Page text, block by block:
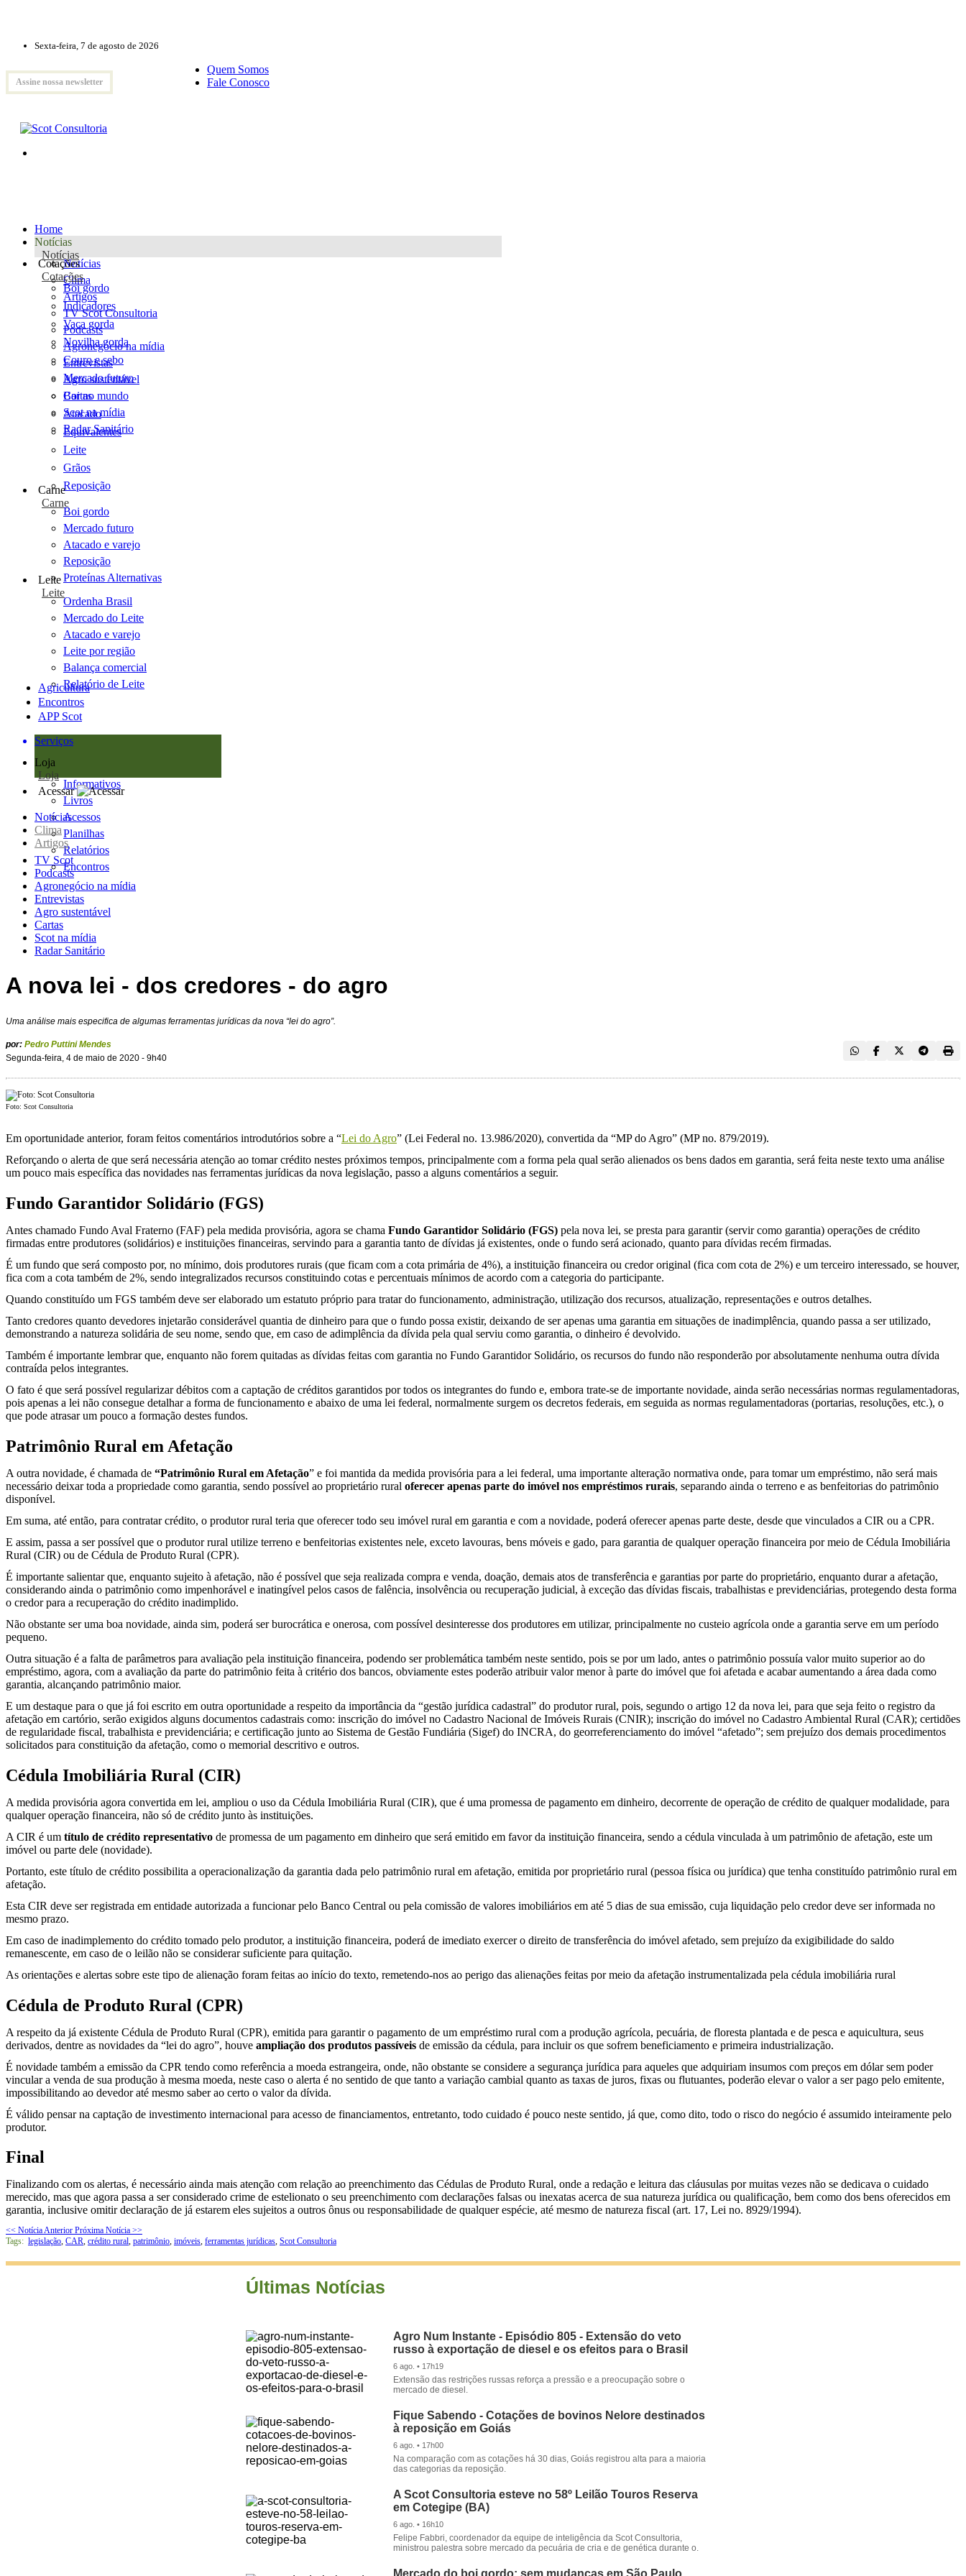
Sexta-feira, 7 de agosto de 2026
Assine nossa newsletter
Quem Somos
Fale Conosco
Home
Notícias
Notícias
Notícias
Clima
Artigos
TV Scot Consultoria
Podcasts
Agronegócio na mídia
Entrevistas
Agro sustentável
Cartas
Scot na mídia
Radar Sanitário
Cotações
Cotações
Boi gordo
Indicadores
Vaca gorda
Novilha gorda
Couro e sebo
Mercado futuro
Boi no mundo
Atacado
Equivalentes
Leite
Grãos
Reposição
Carne
Carne
Boi gordo
Mercado futuro
Atacado e varejo
Reposição
Proteínas Alternativas
Leite
Leite
Ordenha Brasil
Mercado do Leite
Atacado e varejo
Leite por região
Balança comercial
Relatório de Leite
Agricultura
Encontros
APP Scot
Serviços
Loja
Loja
Informativos
Livros
Acessos
Planilhas
Relatórios
Encontros
Acessar
Notícias
Clima
Artigos
TV Scot
Podcasts
Agronegócio na mídia
Entrevistas
Agro sustentável
Cartas
Scot na mídia
Radar Sanitário
A nova lei - dos credores - do agro
Uma análise mais especifica de algumas ferramentas jurídicas da nova “lei do agro”.
por: Pedro Puttini Mendes
Segunda-feira, 4 de maio de 2020 - 9h40
Foto: Scot Consultoria
Em oportunidade anterior, foram feitos comentários introdutórios sobre a “Lei do Agro” (Lei Federal no. 13.986/2020), convertida da “MP do Agro” (MP no. 879/2019).
Reforçando o alerta de que será necessária atenção ao tomar crédito nestes próximos tempos, principalmente com a forma pela qual serão alienados os bens dados em garantia, será feita neste texto uma análise
um pouco mais específica das novidades nas ferramentas jurídicas da nova legislação, passo a alguns comentários a seguir.
Fundo Garantidor Solidário (FGS)
Antes chamado Fundo Aval Fraterno (FAF) pela medida provisória, agora se chama Fundo Garantidor Solidário (FGS) pela nova lei, se presta para garantir (servir como garantia) operações de crédito
firmadas entre produtores (solidários) e instituições financeiras, servindo para a garantia tanto de dívidas já existentes, onde o fundo será acionado, quanto para dívidas recém firmadas.
É um fundo que será composto por, no mínimo, dois produtores rurais (que ficam com a cota primária de 4%), a instituição financeira ou credor original (fica com cota de 2%) e um terceiro interessado, se houver,
fica com a cota também de 2%, sendo integralizados recursos constituindo cotas e percentuais mínimos de acordo com a categoria do participante.
Quando constituído um FGS também deve ser elaborado um estatuto próprio para tratar do funcionamento, administração, utilização dos recursos, atualização, representações e outros detalhes.
Tanto credores quanto devedores injetarão considerável quantia de dinheiro para que o fundo possa existir, deixando de ser apenas uma garantia em situações de inadimplência, quando passa a ser utilizado,
demonstrando a natureza solidária de seu nome, sendo que, em caso de adimplência da dívida pela qual serviu como garantia, o dinheiro é devolvido.
Também é importante lembrar que, enquanto não forem quitadas as dívidas feitas com garantia no Fundo Garantidor Solidário, os recursos do fundo não responderão por absolutamente nenhuma outra dívida
contraída pelos integrantes.
O fato é que será possível regularizar débitos com a captação de créditos garantidos por todos os integrantes do fundo e, embora trate-se de importante novidade, ainda serão necessárias normas regulamentadoras,
pois apenas a lei não consegue detalhar a forma de funcionamento e abaixo de uma lei federal, normalmente surgem os decretos federais, em seguida as normas regulamentadoras (portarias, resoluções, etc.), o
que pode atrasar um pouco a formação destes fundos.
Patrimônio Rural em Afetação
A outra novidade, é chamada de “Patrimônio Rural em Afetação” e foi mantida da medida provisória para a lei federal, uma importante alteração normativa onde, para tomar um empréstimo, não será mais
necessário deixar toda a propriedade como garantia, sendo possível ao proprietário rural oferecer apenas parte do imóvel nos empréstimos rurais, separando ainda o terreno e as benfeitorias do patrimônio
disponível.
Em suma, até então, para contratar crédito, o produtor rural teria que oferecer todo seu imóvel rural em garantia e com a novidade, poderá oferecer apenas parte deste, desde que vinculados a CIR ou a CPR.
E assim, passa a ser possível que o produtor rural utilize terreno e benfeitorias existentes nele, exceto lavouras, bens móveis e gado, para garantia de qualquer operação financeira por meio de Cédula Imobiliária
Rural (CIR) ou de Cédula de Produto Rural (CPR).
É importante salientar que, enquanto sujeito à afetação, não é possível que seja realizada compra e venda, doação, demais atos de transferência e garantias por parte do proprietário, enquanto durar a afetação,
considerando ainda o patrimônio como impenhorável e inatingível pelos casos de falência, insolvência ou recuperação judicial, à exceção das dívidas fiscais, trabalhistas e previdenciárias, protegendo desta forma
o credor para a recuperação do crédito inadimplido.
Não obstante ser uma boa novidade, ainda sim, poderá ser burocrática e onerosa, com possível desinteresse dos produtores em utilizar, principalmente no custeio agrícola onde a garantia serve em um período
pequeno.
Outra situação é a falta de parâmetros para avaliação pela instituição financeira, podendo ser problemática também neste sentido, pois se por um lado, antes o patrimônio possuía valor muito superior ao do
empréstimo, agora, com a avaliação da parte do patrimônio feita à critério dos bancos, obviamente estes poderão atribuir valor menor à parte do imóvel que foi afetada e acabar aumentando a área dada como
garantia, alcançando patrimônio maior.
E um destaque para o que já foi escrito em outra oportunidade a respeito da importância da “gestão jurídica cadastral” do produtor rural, pois, segundo o artigo 12 da nova lei, para que seja feito o registro da
afetação em cartório, serão exigidos alguns documentos cadastrais como: inscrição do imóvel no Cadastro Nacional de Imóveis Rurais (CNIR); inscrição do imóvel no Cadastro Ambiental Rural (CAR); certidões
de regularidade fiscal, trabalhista e previdenciária; e certificação junto ao Sistema de Gestão Fundiária (Sigef) do INCRA, do georreferenciamento do imóvel “afetado”; sem prejuízo dos demais procedimentos
solicitados para constituição da afetação, como o memorial descritivo e outros.
Cédula Imobiliária Rural (CIR)
A medida provisória agora convertida em lei, ampliou o uso da Cédula Imobiliária Rural (CIR), que é uma promessa de pagamento em dinheiro, decorrente de operação de crédito de qualquer modalidade, para
qualquer operação financeira, não só de crédito junto às instituições.
A CIR é um título de crédito representativo de promessa de um pagamento em dinheiro que será emitido em favor da instituição financeira, sendo a cédula vinculada à um patrimônio de afetação, este um
imóvel ou parte dele (novidade).
Portanto, este título de crédito possibilita a operacionalização da garantia dada pelo patrimônio rural em afetação, emitida por proprietário rural (pessoa física ou jurídica) que tenha constituído patrimônio rural em
afetação.
Esta CIR deve ser registrada em entidade autorizada a funcionar pelo Banco Central ou pela comissão de valores imobiliários em até 5 dias de sua emissão, cuja liquidação pelo credor deve ser informada no
mesmo prazo.
Em caso de inadimplemento do crédito tomado pelo produtor, a instituição financeira, poderá de imediato exercer o direito de transferência do imóvel afetado, sem prejuízo da exigibilidade do saldo
remanescente, em caso de o leilão não se considerar suficiente para quitação.
As orientações e alertas sobre este tipo de alienação foram feitas ao início do texto, remetendo-nos ao perigo das alienações feitas por meio da afetação instrumentalizada pela cédula imobiliária rural
Cédula de Produto Rural (CPR)
A respeito da já existente Cédula de Produto Rural (CPR), emitida para garantir o pagamento de um empréstimo rural com a produção agrícola, pecuária, de floresta plantada e de pesca e aquicultura, seus
derivados, dentre as novidades da “lei do agro”, houve ampliação dos produtos passíveis de emissão da cédula, para incluir os que sofrem beneficiamento e primeira industrialização.
É novidade também a emissão da CPR tendo como referência a moeda estrangeira, onde, não obstante se considere a segurança jurídica para aqueles que adquiriam insumos com preços em dólar sem poder
vincular a venda de sua produção à mesma moeda, neste caso o alerta é no sentido de que tanto a variação cambial quanto as taxas de juros, fixas ou flutuantes, poderão elevar o valor a ser pago pelo emitente,
impossibilitando ao devedor até mesmo saber ao certo o valor da dívida.
É válido pensar na captação de investimento internacional para acesso de financiamentos, entretanto, todo cuidado é pouco neste sentido, já que, como dito, todo o risco do negócio é assumido inteiramente pelo
produtor.
Final
Finalizando com os alertas, é necessário ainda mais atenção com relação ao preenchimento das Cédulas de Produto Rural, onde a redação e leitura das cláusulas por muitas vezes não se dedicava o cuidado
merecido, mas que agora passa a ser considerado crime de estelionato o seu preenchimento com declarações falsas ou inexatas acerca de sua natureza jurídica ou qualificação, bem como dos bens oferecidos em
garantia, inclusive omitir declaração de já estarem eles sujeitos a outros ônus ou responsabilidade de qualquer espécie, até mesmo de natureza fiscal (art. 17, Lei no. 8929/1994).
<< Notícia Anterior Próxima Notícia >>
Tags: legislação, CAR, crédito rural, patrimônio, imóveis, ferramentas jurídicas, Scot Consultoria
Últimas Notícias
Agro Num Instante - Episódio 805 - Extensão do veto
russo à exportação de diesel e os efeitos para o Brasil
6 ago. • 17h19
Extensão das restrições russas reforça a pressão e a preocupação sobre o
mercado de diesel.
Fique Sabendo - Cotações de bovinos Nelore destinados
à reposição em Goiás
6 ago. • 17h00
Na comparação com as cotações há 30 dias, Goiás registrou alta para a maioria
das categorias da reposição.
A Scot Consultoria esteve no 58º Leilão Touros Reserva
em Cotegipe (BA)
6 ago. • 16h10
Felipe Fabbri, coordenador da equipe de inteligência da Scot Consultoria,
ministrou palestra sobre mercado da pecuária de cria e de genética durante o.